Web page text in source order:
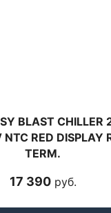
BLAST CHILLER
RED DISPLAY
TERM.
17 390руб.